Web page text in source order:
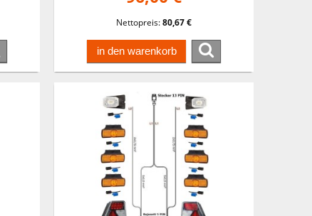
Nettopreis:80,67 €
in den warenkorb